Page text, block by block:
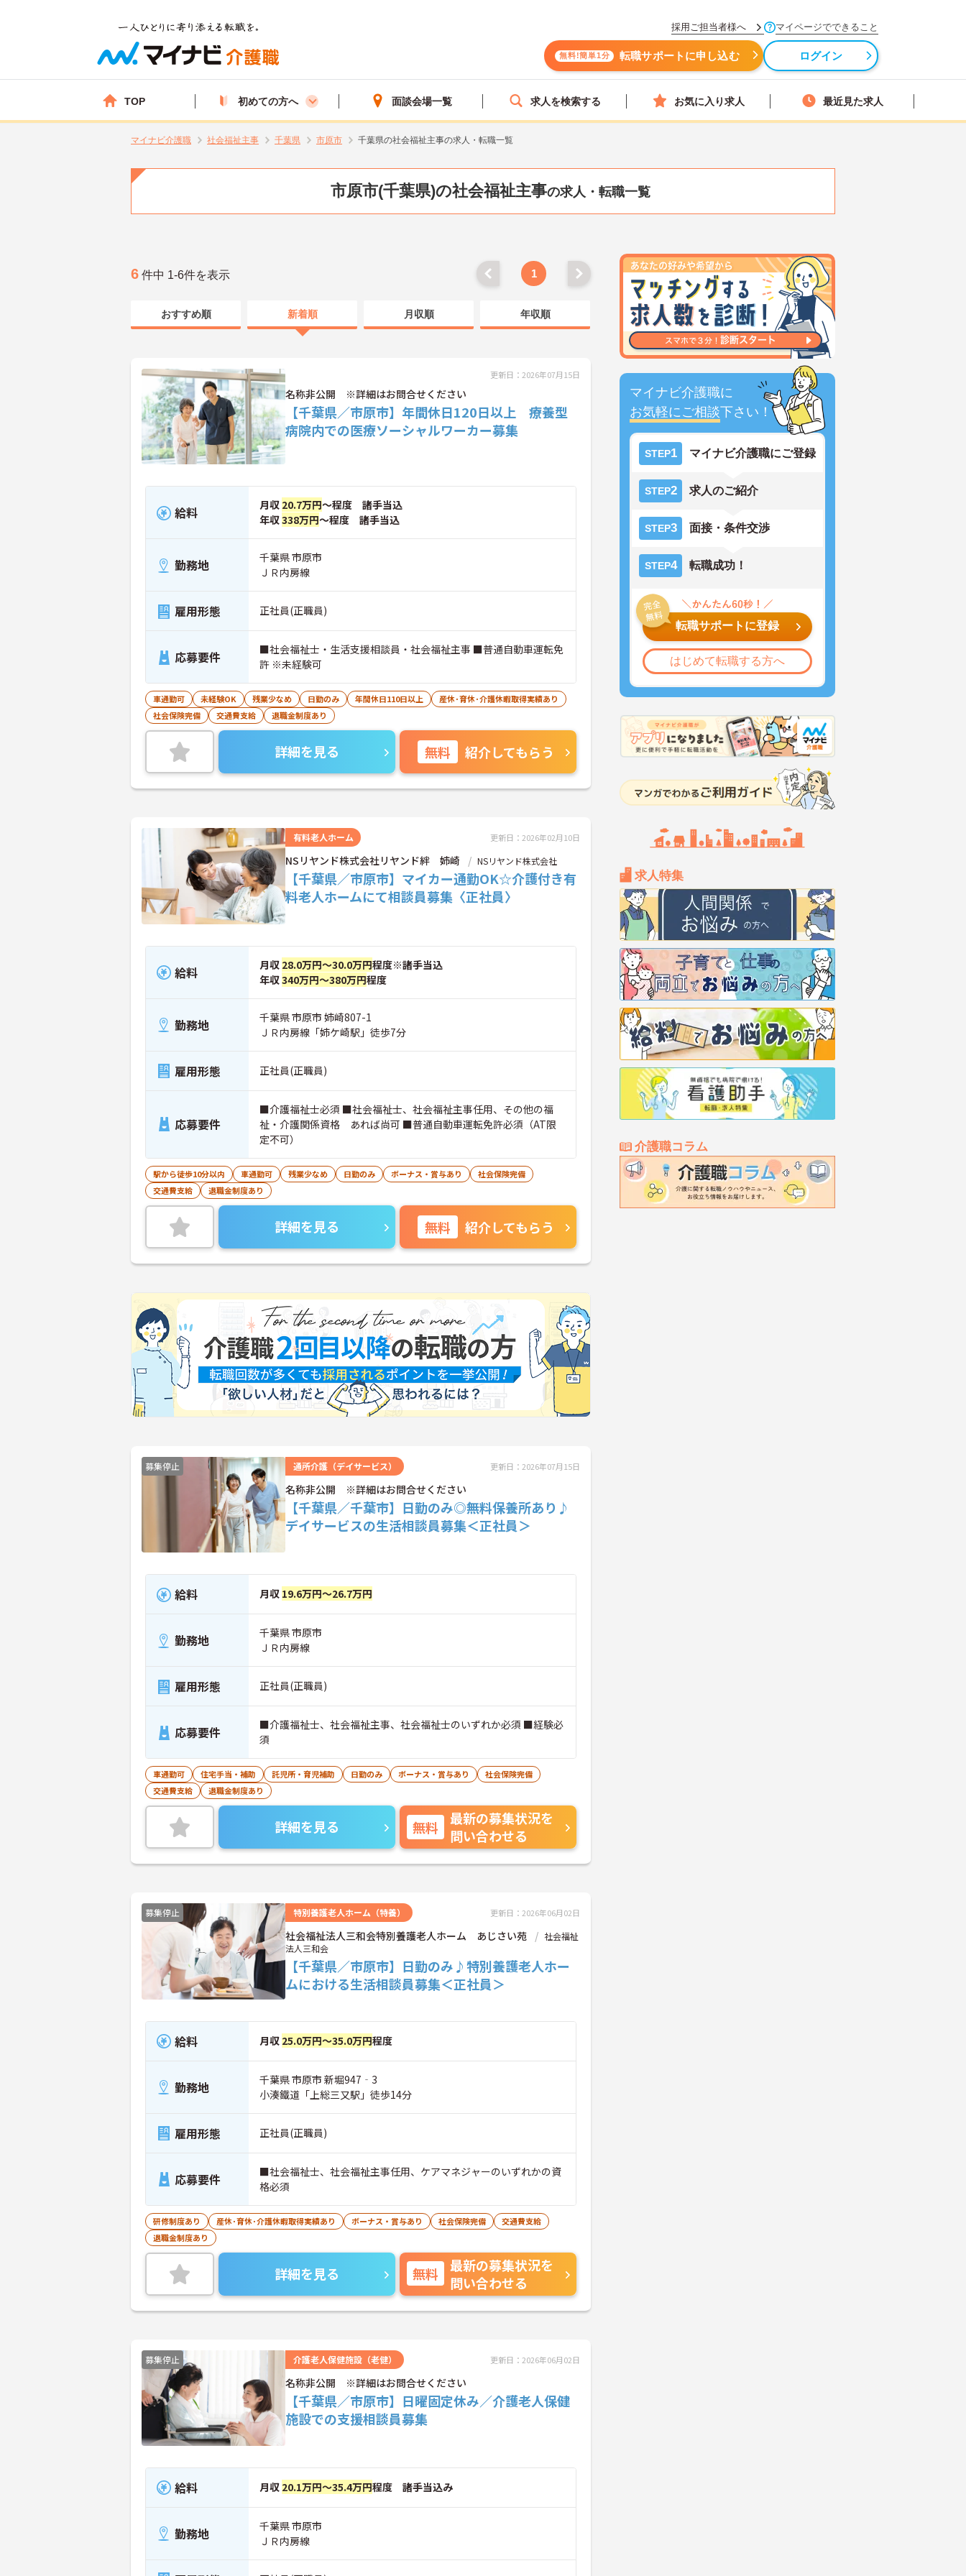
採用ご担当者様へ マイページでできること
無料!簡単1分 転職サポートに申し込む ログイン
TOP 初めての方へ 面談会場一覧 求人を検索する お気に入り求人 最近見た求人
マイナビ介護職 社会福祉主事 千葉県 市原市 千葉県の社会福祉主事の求人・転職一覧
市原市(千葉県)の社会福祉主事の求人・転職一覧
マイナビ介護職に
お気軽にご相談下さい！
STEP1 マイナビ介護職にご登録
STEP2 求人のご紹介
STEP3 面接・条件交渉
STEP4 転職成功！
転職サポートに登録
はじめて転職する方へ
求人特集
介護職コラム
6 件中 1-6件を表示 1
おすすめ順 新着順 月収順 年収順
更新日：2026年07月15日
名称非公開 ※詳細はお問合せください
【千葉県／市原市】年間休日120日以上 療養型
病院内での医療ソーシャルワーカー募集
給料 月収 20.7万円～程度 諸手当込
年収338万円～程度 諸手当込
勤務地
千葉県 市原市
ＪＲ内房線
雇用形態 正社員(正職員)
応募要件
■社会福祉士・生活支援相談員・社会福祉主事 ■普通自動車運転免
許 ※未経験可
車通勤可 未経験OK 残業少なめ 日勤のみ 年間休日110日以上
産休･育休･介護休暇取得実績あり
社会保険完備
交通費支給 退職金制度あり
詳細を見る 無料 紹介してもらう
有料老人ホーム 更新日：2026年02月10日
NSリヤンド株式会社リヤンド絆 姉崎 NSリヤンド株式会社
【千葉県／市原市】マイカー通勤OK☆介護付き有
料老人ホームにて相談員募集〈正社員〉
給料 月収 28.0万円～30.0万円程度※諸手当込
年収340万円～380万円程度
勤務地
千葉県 市原市 姉崎807-1
ＪＲ内房線「姉ケ崎駅」徒歩7分
雇用形態 正社員(正職員)
応募要件
■介護福祉士必須 ■社会福祉士、社会福祉主事任用、その他の福
祉・介護関係資格 あれば尚可 ■普通自動車運転免許必須（AT限
定不可）
駅から徒歩10分以内 車通勤可 残業少なめ 日勤のみ ボーナス・賞与あり
社会保険完備
交通費支給
退職金制度あり
詳細を見る 無料 紹介してもらう
募集停止 通所介護（デイサービス） 更新日：2026年07月15日
名称非公開 ※詳細はお問合せください
【千葉県／千葉市】日勤のみ◎無料保養所あり♪
デイサービスの生活相談員募集＜正社員＞
給料 月収 19.6万円～26.7万円
勤務地
千葉県 市原市
ＪＲ内房線
雇用形態 正社員(正職員)
応募要件
■介護福祉士、社会福祉主事、社会福祉士のいずれか必須 ■経験必
須
車通勤可 住宅手当・補助 託児所・育児補助 日勤のみ ボーナス・賞与あり
社会保険完備
交通費支給
退職金制度あり
詳細を見る 無料
最新の募集状況を
問い合わせる
募集停止 特別養護老人ホーム（特養） 更新日：2026年06月02日
社会福祉法人三和会特別養護老人ホーム あじさい苑
社会福祉
法人三和会
【千葉県／市原市】日勤のみ♪特別養護老人ホー
ムにおける生活相談員募集＜正社員＞
給料 月収 25.0万円～35.0万円程度
勤務地
千葉県 市原市 新堀947‐3
小湊鐵道「上総三又駅」徒歩14分
雇用形態 正社員(正職員)
応募要件
■社会福祉士、社会福祉主事任用、ケアマネジャーのいずれかの資
格必須
研修制度あり 産休･育休･介護休暇取得実績あり ボーナス・賞与あり 社会保険完備
交通費支給
退職金制度あり
詳細を見る 無料
最新の募集状況を
問い合わせる
募集停止 介護老人保健施設（老健） 更新日：2026年06月02日
名称非公開 ※詳細はお問合せください
【千葉県／市原市】日曜固定休み／介護老人保健
施設での支援相談員募集
給料 月収 20.1万円～35.4万円程度 諸手当込み
勤務地
千葉県 市原市
ＪＲ内房線